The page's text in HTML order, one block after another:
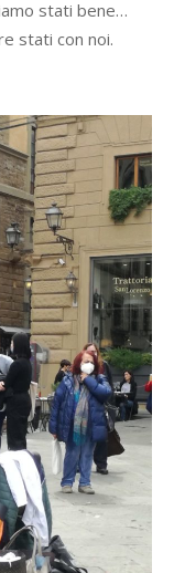
stati bene…
stati con noi.